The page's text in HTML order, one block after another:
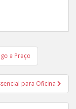
e Preço
para Oficina